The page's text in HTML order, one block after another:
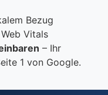
Bezug
Vitals
– Ihr
1 von Google.